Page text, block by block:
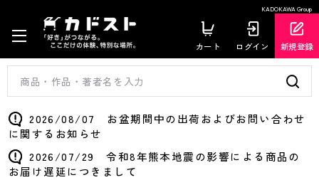
KADOKAWA Group
カート ログイン 新規登録
2026/08/07 お盆期間中の出荷およびお問い合わせ
に関するお知らせ
2026/07/29 令和8年熊本地震の影響による商品の
お届け遅延につきまして